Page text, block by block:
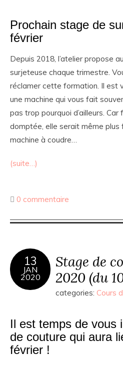
Prochain stage de
février
Depuis 2018, l’atelier propose
surjeteuse chaque trimestre.
réclamer cette formation. Il est
une machine qui vous fait
pas trop pourquoi d’ailleurs.
domptée, elle serait même plus
machine à coudre…
(suite…)
0 commentaire
13
JAN
2020
Stage de
2020 (du
categories: Cours
Il est temps de vous
de couture qui aura
février !